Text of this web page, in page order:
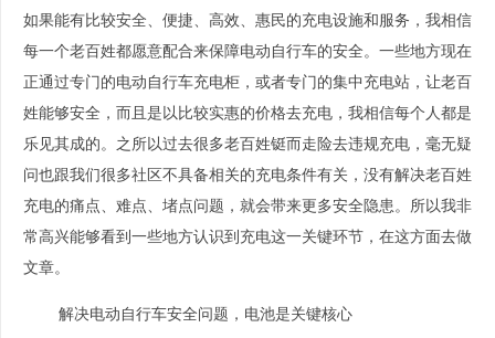
如果能有比较安全、便捷、高效、惠民的充电设施和服务，我相信
每一个老百姓都愿意配合来保障电动自行车的安全。一些地方现在
正通过专门的电动自行车充电柜，或者专门的集中充电站，让老百
姓能够安全，而且是以比较实惠的价格去充电，我相信每个人都是
乐见其成的。之所以过去很多老百姓铤而走险去违规充电，毫无疑
问也跟我们很多社区不具备相关的充电条件有关，没有解决老百姓
充电的痛点、难点、堵点问题，就会带来更多安全隐患。所以我非
常高兴能够看到一些地方认识到充电这一关键环节，在这方面去做
文章。
解决电动自行车安全问题，电池是关键核心